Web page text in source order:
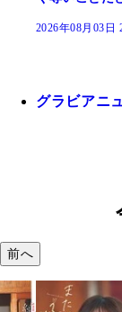
2026年08月03日
グラビアニ
前へ